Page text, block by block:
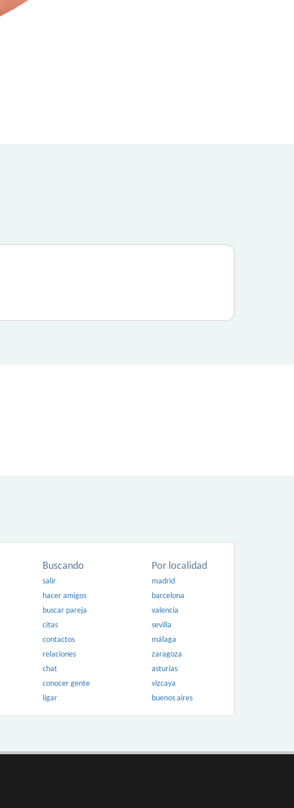
Buscando
salir
hacer amigos
buscar pareja
citas
contactos
relaciones
chat
conocer gente
ligar
Por localidad
madrid
barcelona
valencia
sevilla
málaga
zaragoza
asturias
vizcaya
buenos aires